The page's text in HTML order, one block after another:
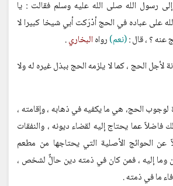
رسول الله صلى الله عليه وسلم فقالت : يا
على عباده في الحج أدْرَكت أبي شيخا كبيرا لا
عنه ؟ ، قال :(نعم)رواهالبخاري.
لأجل الحج ، كما لا يلزمه الحج ببذل غيره له ولا
لوجوب الحج، هي ما يكفيه في ذهابه ، وإقامته ،
عما يحتاج إليه لقضاء ديونه ، والنفقات
عن الحوائج الأصلية التي يحتاجها من مطعم
إليه ، فمن كان في ذمته دين حالٌّ لشخص ،
ما في ذمته .